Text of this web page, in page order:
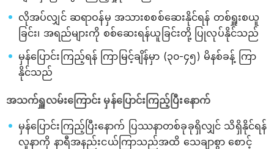
လိုအပ်လျှင် ဆရာဝန်မှ အသားစစစ်ဆေးနိုင်ရန် တစ်ရှူးစယူ
ခြင်း၊ အရည်များကို စစ်ဆေးရန်ယူခြင်းတို့ ပြုလုပ်နိုင်သည်
မှန်ပြောင်းကြည့်ရန် ကြာမြင့်ချိန်မှာ (၃၀-၄၅) မိနစ်ခန့် ကြာ
နိုင်သည်
အသက်ရှူလမ်းကြောင်း မှန်ပြောင်းကြည့်ပြီးနောက်
မှန်ပြောင်းကြည့်ပြီးနောက် ပြဿနာတစ်ခုခုရှိလျှင် သိရှိနိုင်ရန်
လူနာကို နာရီအနည်းငယ်ကြာသည်အထိ သေချာစွာ စောင့်